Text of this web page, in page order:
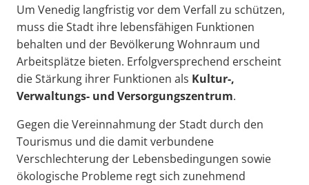
Um Venedig langfristig vor dem Verfall zu schützen,
muss die Stadt ihre lebensfähigen Funktionen
behalten und der Bevölkerung Wohnraum und
Arbeitsplätze bieten. Erfolgversprechend erscheint
die Stärkung ihrer Funktionen als Kultur-,
Verwaltungs- und Versorgungszentrum.
Gegen die Vereinnahmung der Stadt durch den
Tourismus und die damit verbundene
Verschlechterung der Lebensbedingungen sowie
ökologische Probleme regt sich zunehmend